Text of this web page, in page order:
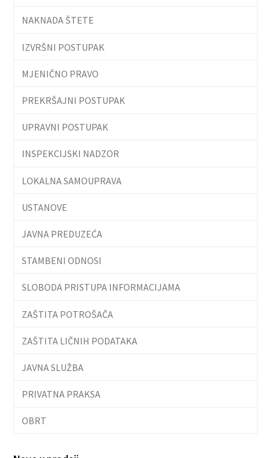
NAKNADA ŠTETE
IZVRŠNI POSTUPAK
MJENIČNO PRAVO
PREKRŠAJNI POSTUPAK
UPRAVNI POSTUPAK
INSPEKCIJSKI NADZOR
LOKALNA SAMOUPRAVA
USTANOVE
JAVNA PREDUZEĆA
STAMBENI ODNOSI
SLOBODA PRISTUPA INFORMACIJAMA
ZAŠTITA POTROŠAČA
ZAŠTITA LIČNIH PODATAKA
JAVNA SLUŽBA
PRIVATNA PRAKSA
OBRT